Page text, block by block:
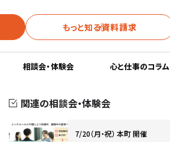
もっと知る資料請求
相談会・体験会 心と仕事のコラム
関連の相談会・体験会
7/20（月・祝） 本町 開催